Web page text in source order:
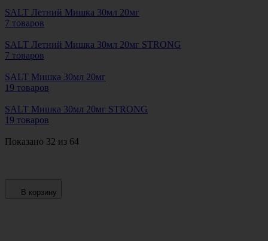
SALT Летний Мишка 30мл 20мг
7 товаров
SALT Летний Мишка 30мл 20мг STRONG
7 товаров
SALT Мишка 30мл 20мг
19 товаров
SALT Мишка 30мл 20мг STRONG
19 товаров
Показано 32 из 64
В корзину